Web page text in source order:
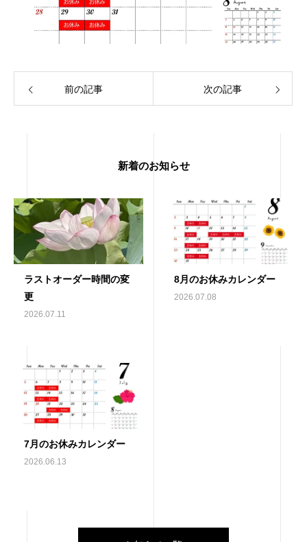
前の記事 次の記事
新着のお知らせ
ラストオーダー時間の変
更
2026.07.11
8月のお休みカレンダー
2026.07.08
7月のお休みカレンダー
2026.06.13